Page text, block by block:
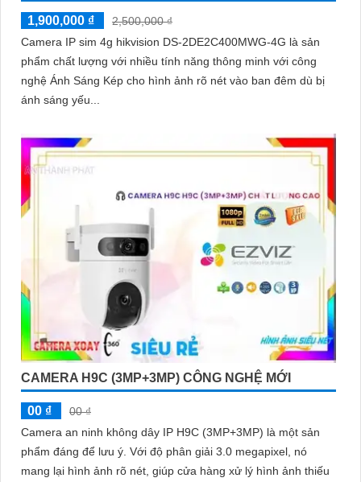
1,900,000 ₫
2,500,000 ₫
Camera IP sim 4g hikvision DS-2DE2C400MWG-4G là sản
phẩm chất lượng với nhiều tính năng thông minh với công
nghệ Ánh Sáng Kép cho hình ảnh rõ nét vào ban đêm dù bị
ánh sáng yếu...
CAMERA H9C (3MP+3MP) CÔNG NGHỆ MỚI
00 ₫
00 ₫
Camera an ninh không dây IP H9C (3MP+3MP) là một sản
phẩm đáng để lưu ý. Với độ phân giải 3.0 megapixel, nó
mang lại hình ảnh rõ nét, giúp cửa hàng xử lý hình ảnh thiếu